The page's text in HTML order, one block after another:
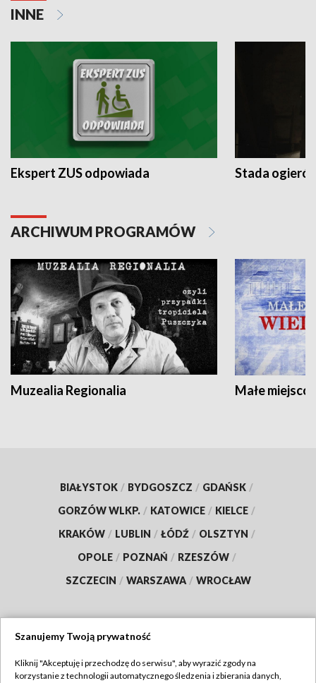
INNE
Ekspert ZUS odpowiada Stada
ARCHIWUM PROGRAMÓW
Muzealia Regionalia Małe
BIAŁYSTOK / BYDGOSZCZ / GDAŃSK /
GORZÓW WLKP. / KATOWICE / KIELCE /
KRAKÓW / LUBLIN / ŁÓDŹ / OLSZTYN /
OPOLE / POZNAŃ / RZESZÓW /
SZCZECIN / WARSZAWA / WROCŁAW
TVP
Szanujemy Twoją prywatność
Kliknij "Akceptuję i przechodzę do serwisu", aby wyrazić zgody na
korzystanie z technologii automatycznego śledzenia i zbierania danych,